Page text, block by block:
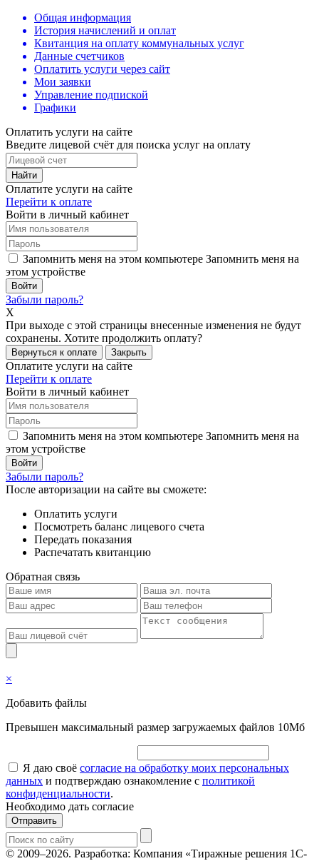
Общая информация
История начислений и оплат
Квитанция на оплату коммунальных услуг
Данные счетчиков
Оплатить услуги через сайт
Мои заявки
Управление подпиской
Графики
Оплатить услуги на сайте
Введите лицевой счёт для поиска услуг на оплату
Найти
Оплатите услуги на сайте
Перейти к оплате
Войти в личный кабинет
Запомнить меня на этом компьютере Запомнить меня на
этом устройстве
Забыли пароль?
X
При выходе с этой страницы внесенные изменения не будут
сохранены. Хотите продолжить оплату?
Вернуться к оплате Закрыть
Оплатите услуги на сайте
Перейти к оплате
Войти в личный кабинет
Запомнить меня на этом компьютере Запомнить меня на
этом устройстве
Забыли пароль?
После авторизации на сайте вы сможете:
Оплатить услуги
Посмотреть баланс лицевого счета
Передать показания
Распечатать квитанцию
Обратная связь
×
Добавить файлы
Превышен максимальный размер загружаемых файлов 10Мб
Я даю своё согласие на обработку моих персональных
данных и подтверждаю ознакомление с политикой
конфиденциальности.
Необходимо дать согласие
Отправить
© 2009–2026. Разработка: Компания «Тиражные решения 1С-